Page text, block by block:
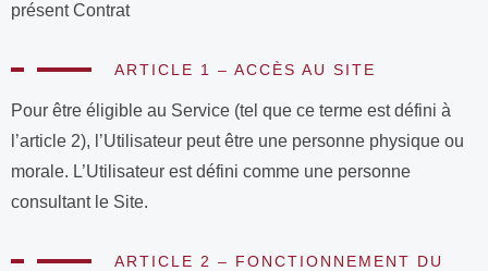
présent Contrat
ARTICLE 1 – ACCÈS AU SITE
Pour être éligible au Service (tel que ce terme est défini à
l’article 2), l’Utilisateur peut être une personne physique ou
morale. L’Utilisateur est défini comme une personne
consultant le Site.
ARTICLE 2 – FONCTIONNEMENT DU